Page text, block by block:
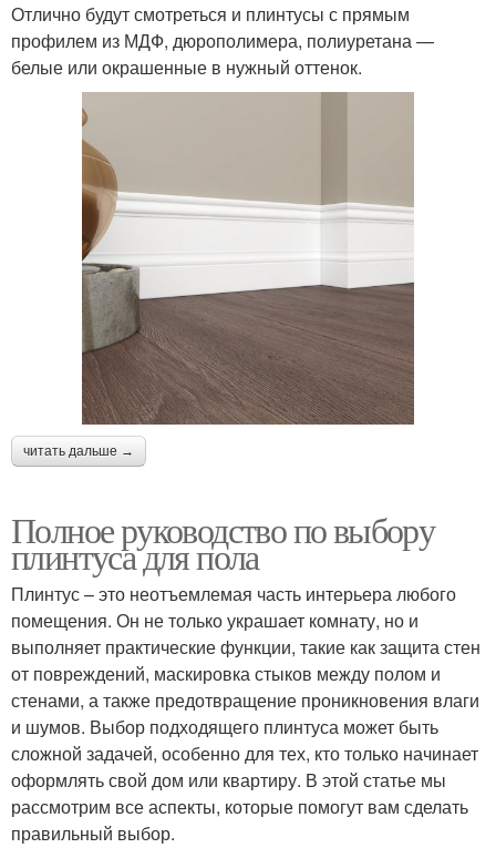
Отлично будут смотреться и плинтусы с прямым
профилем из МДФ, дюрополимера, полиуретана —
белые или окрашенные в нужный оттенок.
читать дальше →
Полное руководство по выбору
плинтуса для пола
Плинтус – это неотъемлемая часть интерьера любого
помещения. Он не только украшает комнату, но и
выполняет практические функции, такие как защита стен
от повреждений, маскировка стыков между полом и
стенами, а также предотвращение проникновения влаги
и шумов. Выбор подходящего плинтуса может быть
сложной задачей, особенно для тех, кто только начинает
оформлять свой дом или квартиру. В этой статье мы
рассмотрим все аспекты, которые помогут вам сделать
правильный выбор.